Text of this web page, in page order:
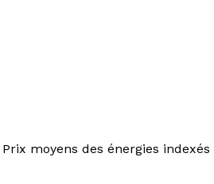
moyens des énergies indexés